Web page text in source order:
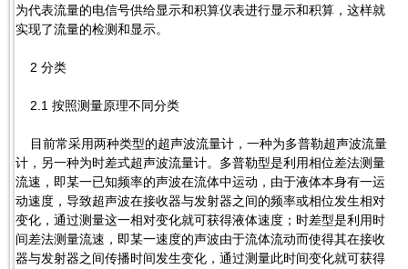
为代表流量的电信号供给显示和积算仪表进行显示和积算，这样就
实现了流量的检测和显示。
2 分类
2.1 按照测量原理不同分类
目前常采用两种类型的超声波流量计，一种为多普勒超声波流量
计，另一种为时差式超声波流量计。多普勒型是利用相位差法测量
流速，即某一已知频率的声波在流体中运动，由于液体本身有一运
动速度，导致超声波在接收器与发射器之间的频率或相位发生相对
变化，通过测量这一相对变化就可获得液体速度；时差型是利用时
间差法测量流速，即某一速度的声波由于流体流动而使得其在接收
器与发射器之间传播时间发生变化，通过测量此时间变化就可获得